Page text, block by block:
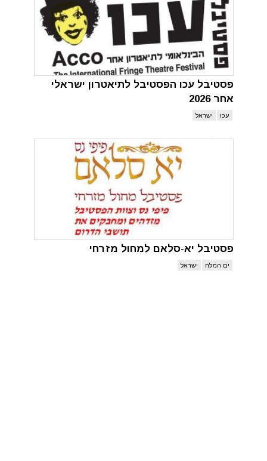
פסטיבל עכו הפסטיבל לתיאטרון ישראלי
אחר 2026
עכו ישראל
פסטיבל יא-סלאם למחול מזרחי
ים המלח ישראל